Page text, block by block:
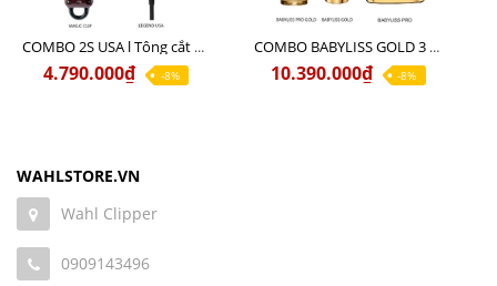
COMBO 2S USA l Tông cắt LEGEND USA CÓ DÂY 220V + Tông pin MAGIC CLIP
4.790.000₫ -8%
COMBO BABYLISS GOLD 3 cao cấp chính hãng
10.390.000₫ -8%
WAHLSTORE.VN
Wahl Clipper
0909143496